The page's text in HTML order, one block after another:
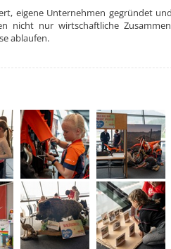
eigene Unternehmen gegründet
nicht nur wirtschaftliche
ablaufen.